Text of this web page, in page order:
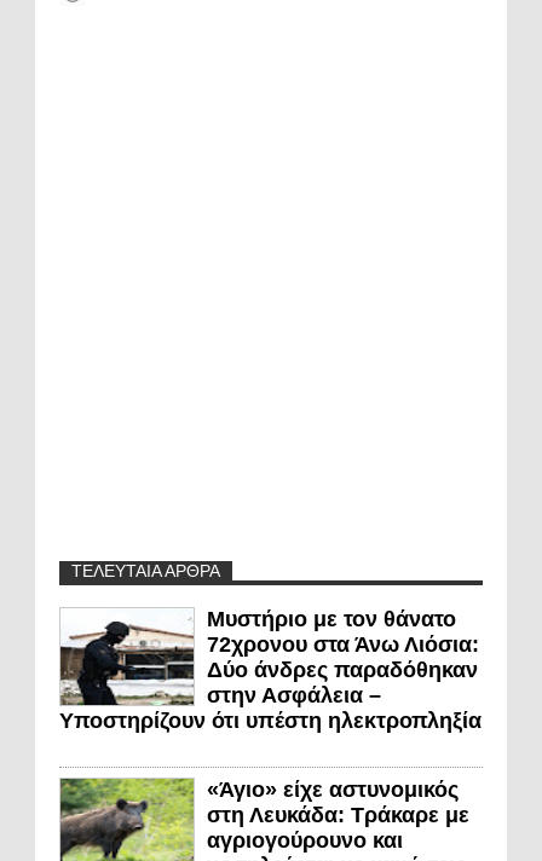
ΤΕΛΕΥΤΑΙΑ ΑΡΘΡΑ
Μυστήριο με τον θάνατο
72χρονου στα Άνω Λιόσια:
Δύο άνδρες παραδόθηκαν
στην Ασφάλεια –
Υποστηρίζουν ότι υπέστη ηλεκτροπληξία
«Άγιο» είχε αστυνομικός
στη Λευκάδα: Τράκαρε με
αγριογούρουνο και